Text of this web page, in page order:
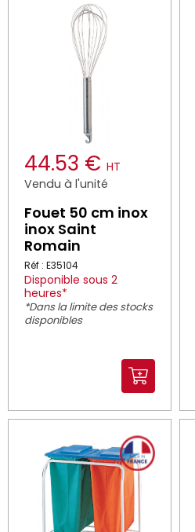
44.53 € HT
Vendu à l'unité
Fouet 50 cm inox
inox Saint
Romain
Réf : E35104
Disponible sous 2
heures*
*Dans la limite des stocks
disponibles